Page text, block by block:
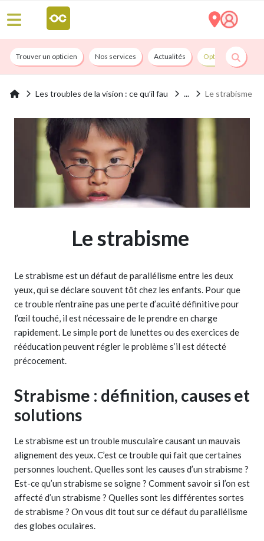
Trouver un opticien Nos services Actualités Opticians By
Les troubles de la vision : ce qu’il fau Le strabisme
Le strabisme
Le strabisme est un défaut de parallélisme entre les deux
yeux, qui se déclare souvent tôt chez les enfants. Pour que
ce trouble n’entraîne pas une perte d’acuité définitive pour
l’œil touché, il est nécessaire de le prendre en charge
rapidement. Le simple port de lunettes ou des exercices de
rééducation peuvent régler le problème s’il est détecté
précocement.
Strabisme : définition, causes et
solutions
Le strabisme est un trouble musculaire causant un mauvais
alignement des yeux. C’est ce trouble qui fait que certaines
personnes louchent. Quelles sont les causes d’un strabisme ?
Est-ce qu’un strabisme se soigne ? Comment savoir si l’on est
affecté d’un strabisme ? Quelles sont les différentes sortes
de strabisme ? On vous dit tout sur ce défaut du parallélisme
des globes oculaires.